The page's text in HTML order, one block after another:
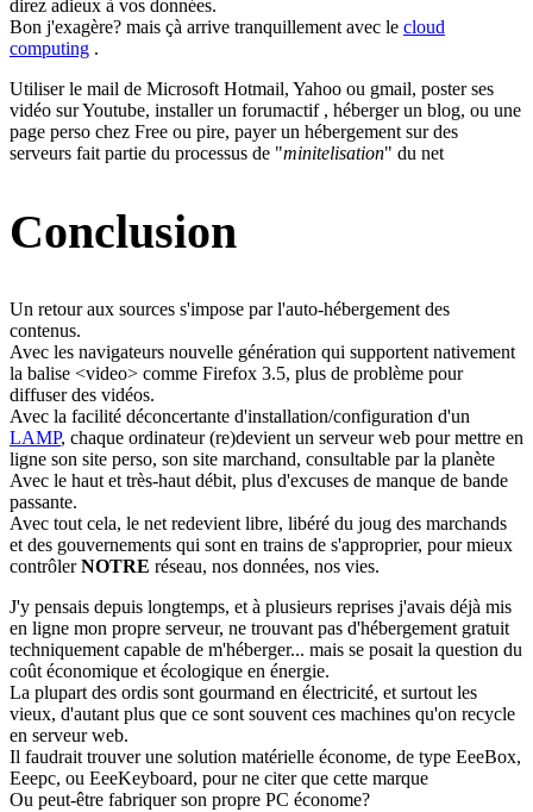
direz adieux à vos données.
Bon j'exagère? mais çà arrive tranquillement avec le cloud
computing .
Utiliser le mail de Microsoft Hotmail, Yahoo ou gmail, poster ses
vidéo sur Youtube, installer un forumactif , héberger un blog, ou une
page perso chez Free ou pire, payer un hébergement sur des
serveurs fait partie du processus de "minitelisation" du net
Conclusion
Un retour aux sources s'impose par l'auto-hébergement des
contenus.
Avec les navigateurs nouvelle génération qui supportent nativement
la balise <video> comme Firefox 3.5, plus de problème pour
diffuser des vidéos.
Avec la facilité déconcertante d'installation/configuration d'un
LAMP, chaque ordinateur (re)devient un serveur web pour mettre en
ligne son site perso, son site marchand, consultable par la planète
Avec le haut et très-haut débit, plus d'excuses de manque de bande
passante.
Avec tout cela, le net redevient libre, libéré du joug des marchands
et des gouvernements qui sont en trains de s'approprier, pour mieux
contrôlerNOTRE réseau, nos données, nos vies.
J'y pensais depuis longtemps, et à plusieurs reprises j'avais déjà mis
en ligne mon propre serveur, ne trouvant pas d'hébergement gratuit
techniquement capable de m'héberger... mais se posait la question du
coût économique et écologique en énergie.
La plupart des ordis sont gourmand en électricité, et surtout les
vieux, d'autant plus que ce sont souvent ces machines qu'on recycle
en serveur web.
Il faudrait trouver une solution matérielle économe, de type EeeBox,
Eeepc, ou EeeKeyboard, pour ne citer que cette marque
Ou peut-être fabriquer son propre PC économe?